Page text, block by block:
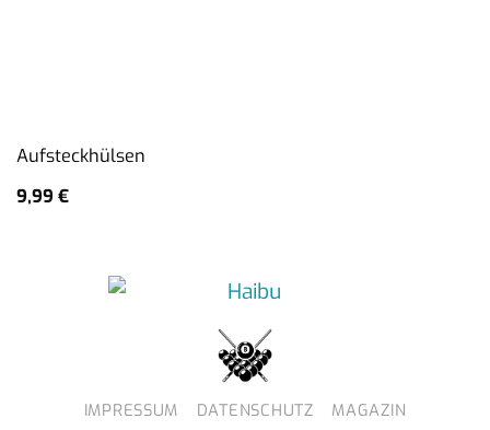
Aufsteckhülsen
9,99 €
IMPRESSUM DATENSCHUTZ MAGAZIN